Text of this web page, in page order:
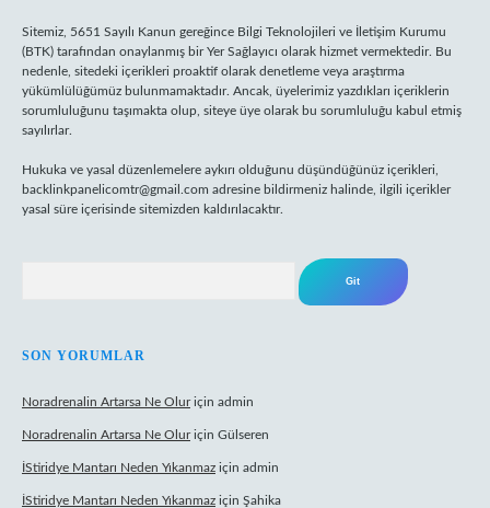
Sitemiz, 5651 Sayılı Kanun gereğince Bilgi Teknolojileri ve İletişim Kurumu
(BTK) tarafından onaylanmış bir Yer Sağlayıcı olarak hizmet vermektedir. Bu
nedenle, sitedeki içerikleri proaktif olarak denetleme veya araştırma
yükümlülüğümüz bulunmamaktadır. Ancak, üyelerimiz yazdıkları içeriklerin
sorumluluğunu taşımakta olup, siteye üye olarak bu sorumluluğu kabul etmiş
sayılırlar.
Hukuka ve yasal düzenlemelere aykırı olduğunu düşündüğünüz içerikleri,
backlinkpanelicomtr@gmail.com adresine bildirmeniz halinde, ilgili içerikler
yasal süre içerisinde sitemizden kaldırılacaktır.
SON YORUMLAR
Noradrenalin Artarsa Ne Oluriçin admin
Noradrenalin Artarsa Ne Oluriçin Gülseren
İStiridye Mantarı Neden Yıkanmaz için admin
İStiridye Mantarı Neden Yıkanmaz için Şahika